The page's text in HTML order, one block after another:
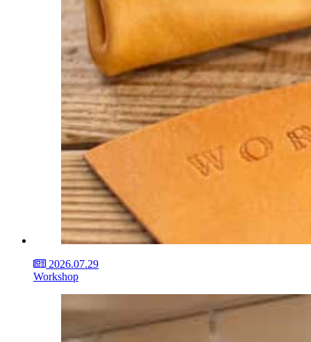
2026.07.29
Workshop